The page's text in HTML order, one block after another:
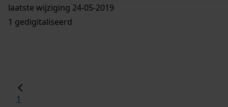
laatste wijziging 24-05-2019
1 gedigitaliseerd
1